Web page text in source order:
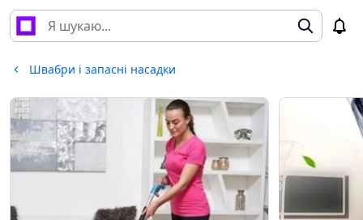
Швабри і запасні насадки